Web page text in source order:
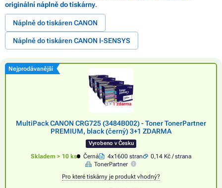
originální náplně do tiskárny.
Náplně do tiskáren CANON
Náplně do tiskáren CANON I-SENSYS
Nejprodávanější
MultiPack CANON CRG725 (3484B002) - Toner TonerPartner
PREMIUM, black (černý) 3+1 ZDARMA
Vyrobeno v Česku
Skladem > 10 ks Černá 4x1600 stran
0,14 Kč / strana
TonerPartner
Pro které tiskárny je produkt vhodný?